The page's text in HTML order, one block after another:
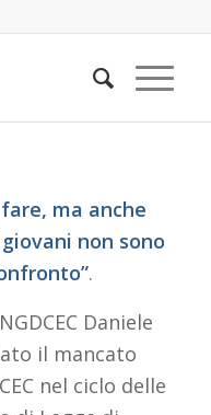
ma anche
non sono
.
Daniele
il mancato
nel ciclo delle